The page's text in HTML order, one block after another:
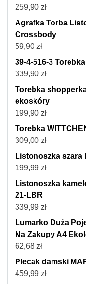
259,90 zł
Agrafka Torba
Crossbody
59,90 zł
39-4-516-3
339,90 zł
Torebka
ekoskóry
199,90 zł
Torebka
309,00 zł
Listonoszka szara
199,99 zł
Listonoszka
21-LBR
339,99 zł
Lumarko Duża
Na Zakupy A4
62,68 zł
Plecak damski
459,99 zł